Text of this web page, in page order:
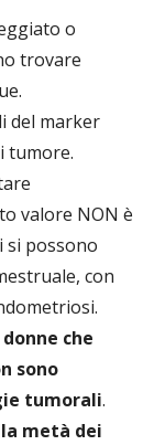
o
trovare
del marker
tumore.
valore NON è
si possono
con
che
sono
tumorali.
metà dei